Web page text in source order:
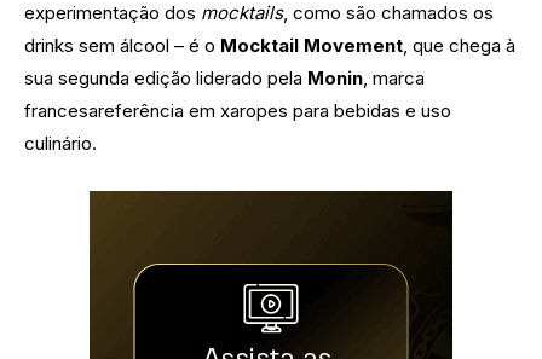
experimentação dos mocktails, como são chamados os
drinks sem álcool – é o Mocktail Movement, que chega à
sua segunda edição liderado pela Monin, marca
francesareferência em xaropes para bebidas e uso
culinário.